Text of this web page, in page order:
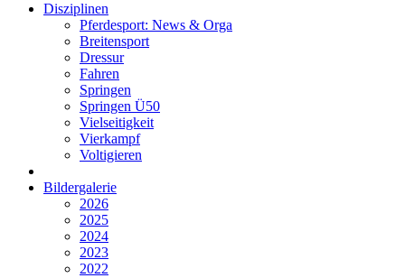
Disziplinen
Pferdesport: News & Orga
Breitensport
Dressur
Fahren
Springen
Springen Ü50
Vielseitigkeit
Vierkampf
Voltigieren
Bildergalerie
2026
2025
2024
2023
2022